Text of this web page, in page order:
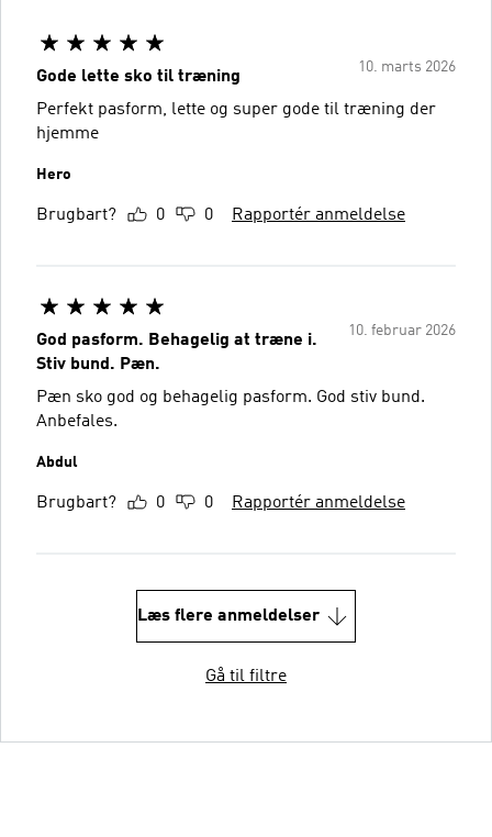
10. marts 2026
Gode lette sko til træning
Perfekt pasform, lette og super gode til træning der
hjemme
Hero
Brugbart? 0 0 Rapportér anmeldelse
10. februar 2026
God pasform. Behagelig at træne i.
Stiv bund. Pæn.
Pæn sko god og behagelig pasform. God stiv bund.
Anbefales.
Abdul
Brugbart? 0 0 Rapportér anmeldelse
Læs flere anmeldelser
Gå til filtre